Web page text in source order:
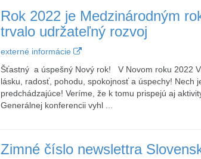
Rok 2022 je Medzinárodným
trvalo udržateľný rozvoj
externé informácie
Šťastný a úspešný Nový rok! V Novom roku 2022
lásku, radosť, pohodu, spokojnosť a úspechy! Nech
predchádzajúce! Veríme, že k tomu prispejú aj
Generálnej konferencii vyhl ...
Zimné číslo newslettra